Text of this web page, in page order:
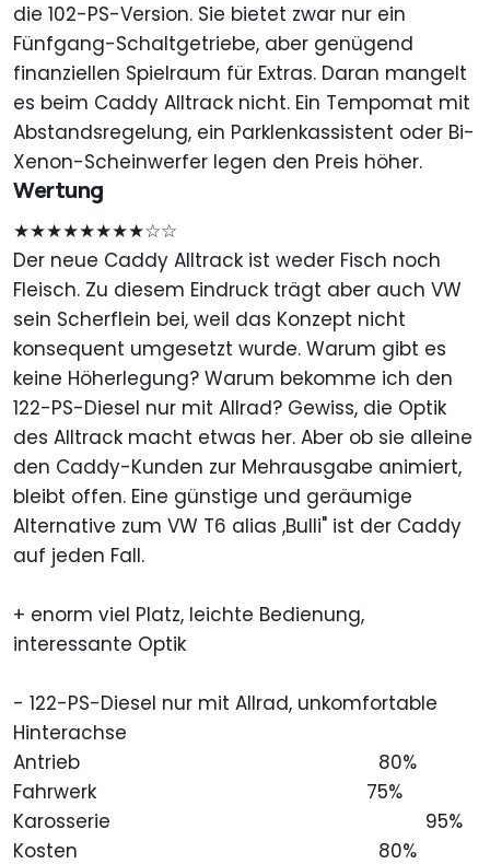
die 102-PS-Version. Sie bietet zwar nur ein
Fünfgang-Schaltgetriebe, aber genügend
finanziellen Spielraum für Extras. Daran mangelt
es beim Caddy Alltrack nicht. Ein Tempomat mit
Abstandsregelung, ein Parklenkassistent oder Bi-
Xenon-Scheinwerfer legen den Preis höher.
Wertung
★★★★★★★★☆☆
Der neue Caddy Alltrack ist weder Fisch noch
Fleisch. Zu diesem Eindruck trägt aber auch VW
sein Scherflein bei, weil das Konzept nicht
konsequent umgesetzt wurde. Warum gibt es
keine Höherlegung? Warum bekomme ich den
122-PS-Diesel nur mit Allrad? Gewiss, die Optik
des Alltrack macht etwas her. Aber ob sie alleine
den Caddy-Kunden zur Mehrausgabe animiert,
bleibt offen. Eine günstige und geräumige
Alternative zum VW T6 alias ,Bulli" ist der Caddy
auf jeden Fall.
+ enorm viel Platz, leichte Bedienung,
interessante Optik
- 122-PS-Diesel nur mit Allrad, unkomfortable
Hinterachse
Antrieb
80%
Fahrwerk
75%
Karosserie
95%
Kosten
80%